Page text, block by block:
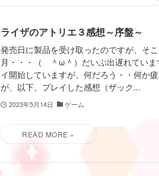
ライザのアトリエ３感想～序盤～
発売日に製品を受け取ったのですが、そ
月・・・（ ＾ω＾）だいぶ出遅れていま
イ開始していますが、何だろう・・何か
が、以下、プレイした感想（ザック...
2023年5月14日 ゲーム